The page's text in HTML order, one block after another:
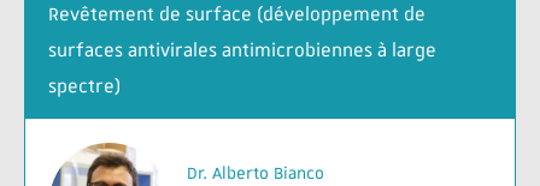
Revêtement de surface (développement de
surfaces antivirales antimicrobiennes à large
spectre)
Dr. Alberto Bianco